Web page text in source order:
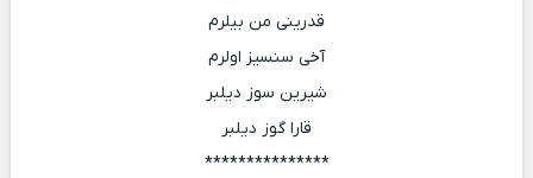
قدرینی من بیلرم
آخی سنسیز اولرم
شیرین سوز دیلبر
قارا گوز دیلبر
***************